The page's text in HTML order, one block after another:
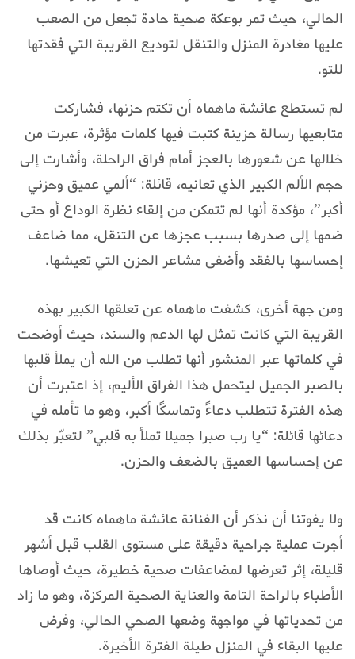
الحالي، حيث تمر بوعكة صحية حادة تجعل من الصعب
عليها مغادرة المنزل والتنقل لتوديع القريبة التي فقدتها
للتو.
لم تستطع عائشة ماهماه أن تكتم حزنها، فشاركت
متابعيها رسالة حزينة كتبت فيها كلمات مؤثرة، عبرت من
خلالها عن شعورها بالعجز أمام فراق الراحلة، وأشارت إلى
حجم الألم الكبير الذي تعانيه، قائلة: “ألمي عميق وحزني
أكبر”، مؤكدة أنها لم تتمكن من إلقاء نظرة الوداع أو حتى
ضمها إلى صدرها بسبب عجزها عن التنقل، مما ضاعف
إحساسها بالفقد وأضفى مشاعر الحزن التي تعيشها.
ومن جهة أخرى، كشفت ماهماه عن تعلقها الكبير بهذه
القريبة التي كانت تمثل لها الدعم والسند، حيث أوضحت
في كلماتها عبر المنشور أنها تطلب من الله أن يملأ قلبها
بالصبر الجميل ليتحمل هذا الفراق الأليم، إذ اعتبرت أن
هذه الفترة تتطلب دعاءً وتماسكًا أكبر، وهو ما تأمله في
دعائها قائلة: “يا رب صبرا جميلا تملأ به قلبي” لتعبّر بذلك
عن إحساسها العميق بالضعف والحزن.
ولا يفوتنا أن نذكر أن الفنانة عائشة ماهماه كانت قد
أجرت عملية جراحية دقيقة على مستوى القلب قبل أشهر
قليلة، إثر تعرضها لمضاعفات صحية خطيرة، حيث أوصاها
الأطباء بالراحة التامة والعناية الصحية المركزة، وهو ما زاد
من تحدياتها في مواجهة وضعها الصحي الحالي، وفرض
عليها البقاء في المنزل طيلة الفترة الأخيرة.